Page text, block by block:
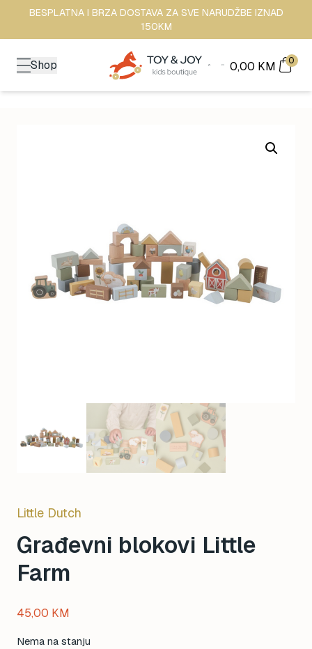
BESPLATNA I BRZA DOSTAVA ZA SVE NARUDŽBE IZNAD
150KM
Shop 0,00 KM 0
Little Dutch
Građevni blokovi Little
Farm
45,00 KM
Nema na stanju